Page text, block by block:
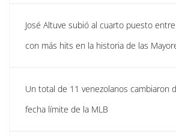
José Altuve subió al cuarto puesto
con más hits en la historia de las
Un total de 11 venezolanos cambiaron
fecha límite de la MLB